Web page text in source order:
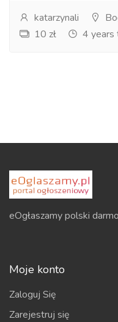
katarzynali
10 zł
4 years
eOgłaszamy polski
Moje konto
Zaloguj Się
Zarejestruj się